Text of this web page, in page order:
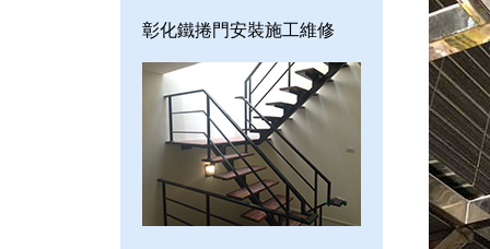
彰化鐵捲門安裝施工維修